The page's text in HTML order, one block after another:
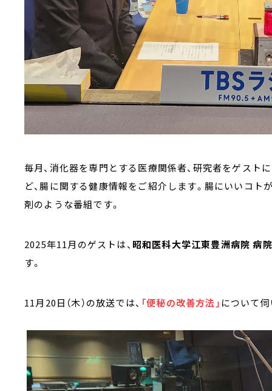
毎月、消化器を専門とする医療関係者、研究者をゲスト
ど、腸に関する健康情報をご紹介します。腸にいいコト
剤のような番組です。
2025年11月のゲストは、 昭和医科大学江東豊洲病院 病
す。
11月20日（木）の放送では、 「便秘の改善方法」 について